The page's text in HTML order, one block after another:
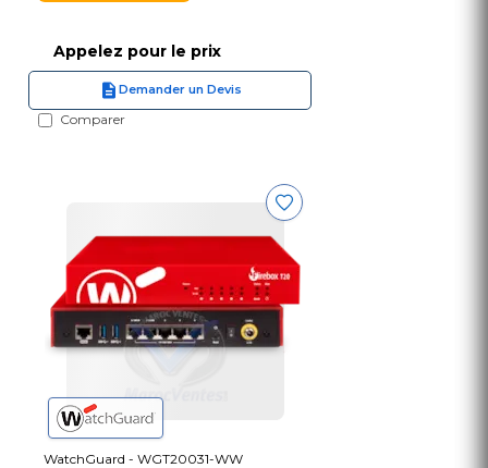
Appelez pour le prix
Demander un Devis
Comparer
WatchGuard - WGT20031-WW